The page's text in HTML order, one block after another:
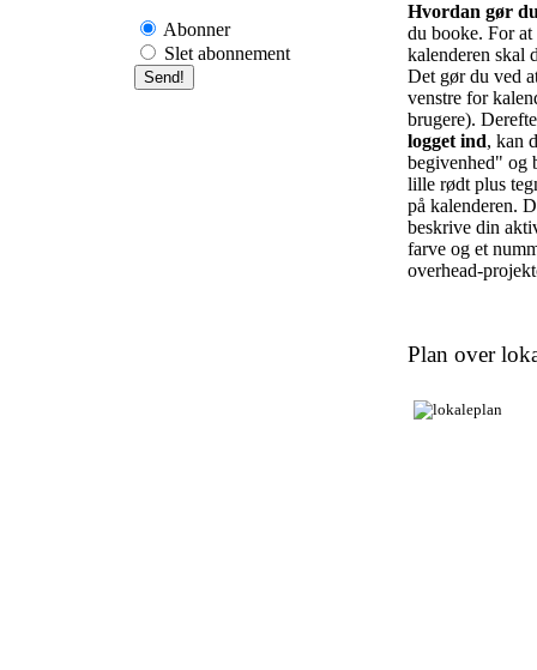
Abonner
Slet abonnement
Hvordan gør
du booke. For
kalenderen skal
Det gør du ved
venstre for
brugere).
logget ind, kan
begivenhed" og
lille rødt plus
på kalenderen.
beskrive din
farve og et
overhead-
Plan over